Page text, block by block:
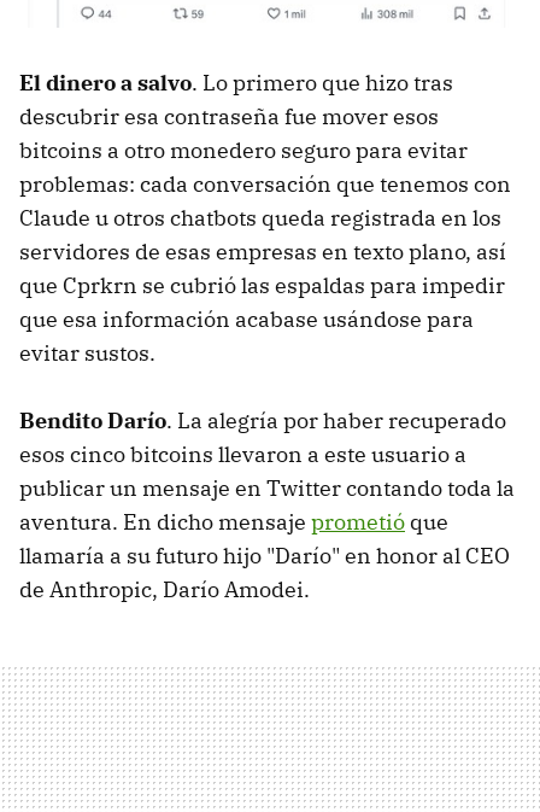
El dinero a salvo. Lo primero que hizo tras
descubrir esa contraseña fue mover esos
bitcoins a otro monedero seguro para evitar
problemas: cada conversación que tenemos con
Claude u otros chatbots queda registrada en los
servidores de esas empresas en texto plano, así
que Cprkrn se cubrió las espaldas para impedir
que esa información acabase usándose para
evitar sustos.
Bendito Darío. La alegría por haber recuperado
esos cinco bitcoins llevaron a este usuario a
publicar un mensaje en Twitter contando toda la
aventura. En dicho mensaje prometió que
llamaría a su futuro hijo "Darío" en honor al CEO
de Anthropic, Darío Amodei.